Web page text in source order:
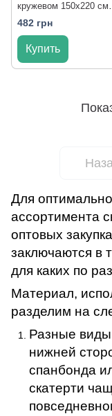
кружевом 150x220 см
тканевая 3385-dk
482 грн
Купить
Для
ассортимента
оптовых
заключаются в
для каких по
Материал,
разделим на
Разные
нижней
спанбонда
скатерти